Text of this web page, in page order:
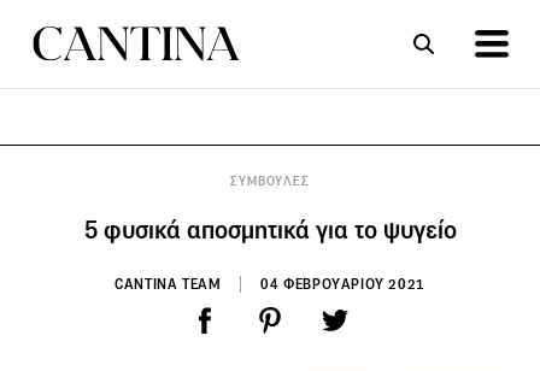
ΣΥΜΒΟΥΛΕΣ
5 φυσικά αποσμητικά για το ψυγείο
CANTINA TEAM 04 ΦΕΒΡΟΥΑΡΙΟΥ 2021